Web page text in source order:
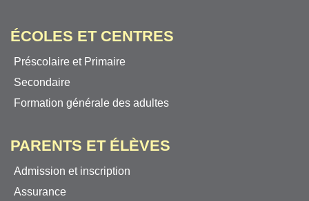
ÉCOLES ET CENTRES
Préscolaire et Primaire
Secondaire
Formation générale des adultes
PARENTS ET ÉLÈVES
Admission et inscription
Assurance